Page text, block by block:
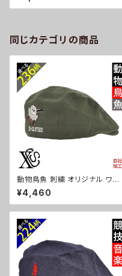
ズ レディース 雑貨 グッズ 自社
同じカテゴリの商品
動物鳥魚 刺繍 オリジナル ワン
ポイント 帽子 コットン ハンチン
グ メンズ レディース インナーメ
ッシュ 雑貨 グッズ 自社ブランド
ap68-b06-s
¥4,460